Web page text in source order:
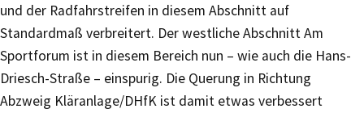
und der Radfahrstreifen in diesem Abschnitt auf
Standardmaß verbreitert. Der westliche Abschnitt Am
Sportforum ist in diesem Bereich nun – wie auch die Hans-
Driesch-Straße – einspurig. Die Querung in Richtung
Abzweig Kläranlage/DHfK ist damit etwas verbessert